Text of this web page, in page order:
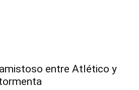
entre Atlético y